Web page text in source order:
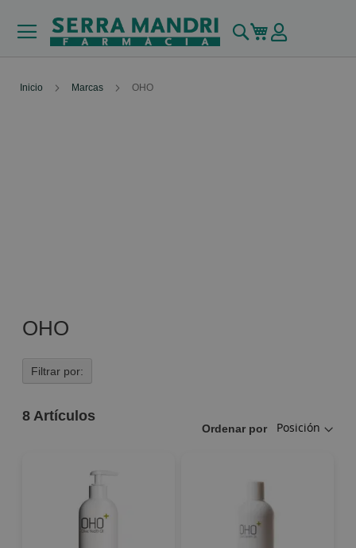
Buscar
Mi carrito
Inicio Marcas OHO
OHO
8Artículos
Ordenar por
Filtrar por: